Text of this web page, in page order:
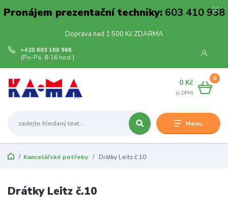
Pronájem prezentační techniky:603 410 938
Doprava nad 1 500 Kč ZDARMA
Menu
+420 603 100 966
(Po-Pá, 8-16 hod.)
0
0 Kč
Kancelářské potřeby Drátky Leitz č.10
Drátky Leitz č.10